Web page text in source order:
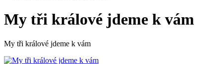
My tři králové jdeme k vám
My tři králové jdeme k vám